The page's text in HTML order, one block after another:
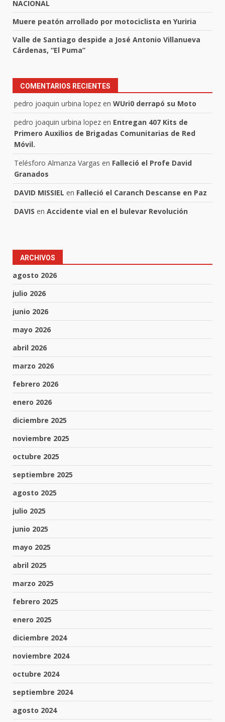
NACIONAL
Muere peatón arrollado por motociclista en Yuriria
Valle de Santiago despide a José Antonio Villanueva
Cárdenas, “El Puma”
COMENTARIOS RECIENTES
pedro joaquin urbina lopez en WUri0 derrapó su Moto
pedro joaquin urbina lopez en Entregan 407 Kits de
Primero Auxilios de Brigadas Comunitarias de Red
Móvil.
Telésforo Almanza Vargas en Falleció el Profe David
Granados
DAVID MISSIEL en Falleció el Caranch Descanse en Paz
DAVIS en Accidente vial en el bulevar Revolución
ARCHIVOS
agosto 2026
julio 2026
junio 2026
mayo 2026
abril 2026
marzo 2026
febrero 2026
enero 2026
diciembre 2025
noviembre 2025
octubre 2025
septiembre 2025
agosto 2025
julio 2025
junio 2025
mayo 2025
abril 2025
marzo 2025
febrero 2025
enero 2025
diciembre 2024
noviembre 2024
octubre 2024
septiembre 2024
agosto 2024